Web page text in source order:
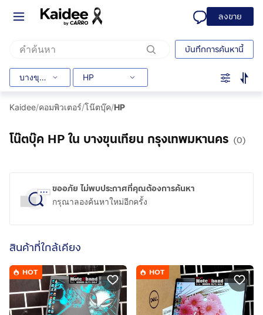
ลงขาย
บันทึกการค้นหานี้
บางขุนเทียน HP
Kaidee/คอมพิวเตอร์/โน๊ตบุ๊ค/HP
โน๊ตบุ๊ค HP ใน บางขุนเทียน กรุงเทพมหานคร (0)
ขออภัย ไม่พบประกาศที่คุณต้องการค้นหา
กรุณาลองค้นหาใหม่อีกครั้ง
สินค้าที่ใกล้เคียง
HOT HOT